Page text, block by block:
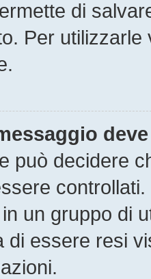
di
Per utilizzarle
può decidere
un gruppo di
di essere resi